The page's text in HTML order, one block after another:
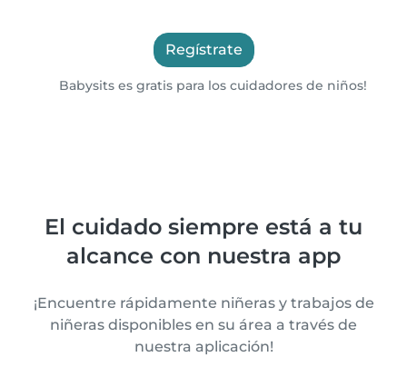
Regístrate
Babysits es gratis para los cuidadores de niños!
El cuidado siempre está a tu
alcance con nuestra app
¡Encuentre rápidamente niñeras y trabajos de
niñeras disponibles en su área a través de
nuestra aplicación!